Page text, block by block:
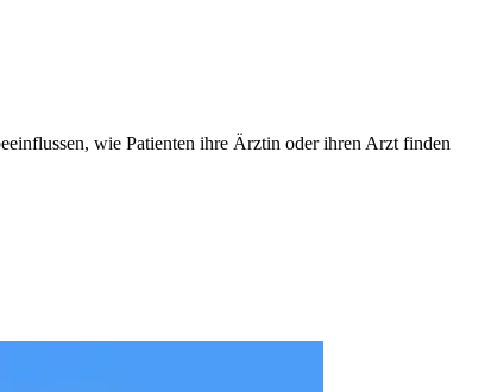
wie Patienten ihre Ärztin oder ihren Arzt finden